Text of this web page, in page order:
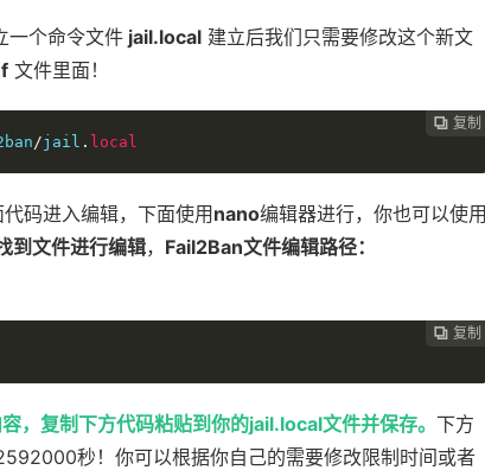
一个命令文件 jail.local 建立后我们只需要修改这个新文
文件里面！
 复制
 复制
 复制
 复制
 复制
 复制
 复制
 复制
 复制
 复制
 复制
/jail . local
码进入编辑，下面使用 nano编辑器进行，你也可以使用
到文件进行编辑， Fail2Ban文件编辑路径：
 复制
 复制
 复制
 复制
 复制
 复制
 复制
 复制
 复制
 复制
，复制下方代码粘贴到你的jail.local文件并保存。 下方
秒！你可以根据你自己的需要修改限制时间或者